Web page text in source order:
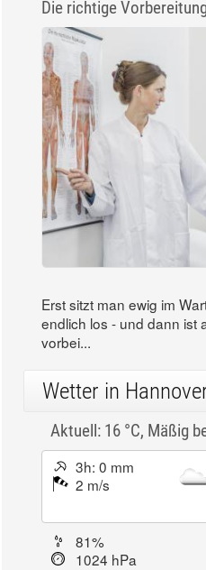
Die richtige
Erst sitzt man ewig im
endlich los - und dann ist
vorbei...
Wetter in
Aktuell: 16 °C, Mäßig
3h: 0 mm
2 m/s
81%
1024 hPa